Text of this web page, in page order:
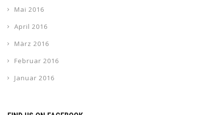
Mai 2016
April 2016
März 2016
Februar 2016
Januar 2016